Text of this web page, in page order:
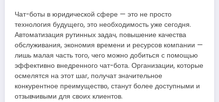
Чат-боты в юридической сфере — это не просто
технология будущего, это необходимость уже сегодня.
Автоматизация рутинных задач, повышение качества
обслуживания, экономия времени и ресурсов компании —
лишь малая часть того, чего можно добиться с помощью
эффективно внедренного чат-бота. Организации, которые
осмелятся на этот шаг, получат значительное
конкурентное преимущество, станут более доступными и
отзывчивыми для своих клиентов.